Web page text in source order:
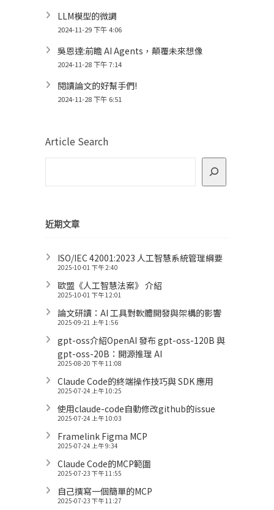
LLM模型的微調
2024-11-29 下午 4:06
吳恩達:前瞻 AI Agents，顛覆未來想像
2024-11-28 下午 7:14
閱讀論文的好幫手們!
2024-11-28 下午 6:51
Article Search
近期文章
ISO/IEC 42001:2023 人工智慧系統管理綱要
2025-10-01 下午 2:40
歐盟《人工智慧法案》 介紹
2025-10-01 下午 12:01
論文研讀：AI 工具對軟體開發與架構的影響
2025-09-21 上午 1:56
gpt-oss介紹OpenAI 發布 gpt-oss-120B 與
gpt-oss-20B：開源推理 AI
2025-08-20 下午 11:08
Claude Code的終端操作技巧與 SDK 應用
2025-07-24 上午 10:25
使用claude-code自動修改github的issue
2025-07-24 上午 10:03
Framelink Figma MCP
2025-07-24 上午 9:34
Claude Code的MCP範圍
2025-07-23 下午 11:55
自己撰寫一個簡單的MCP
2025-07-23 下午 11:27